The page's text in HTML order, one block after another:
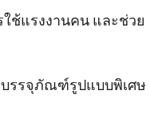
ช้แรงงานคน และช่วย
บรรจุภัณฑ์รูปแบบพิเศษ